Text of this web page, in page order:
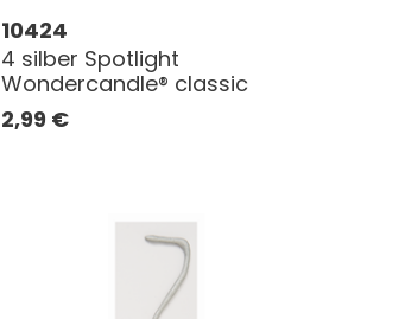
10424
4 silber Spotlight
Wondercandle® classic
2,99 €